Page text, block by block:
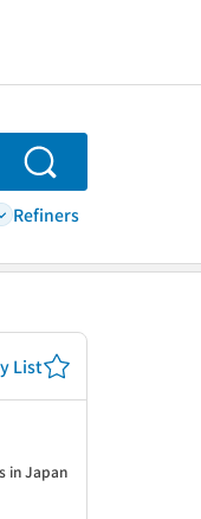
Search
Refiners
List
in Japan